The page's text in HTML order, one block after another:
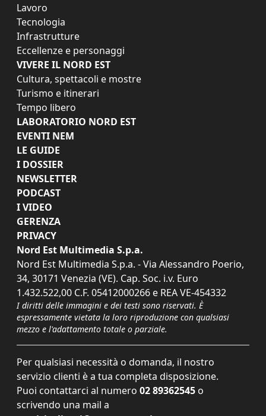
Lavoro
Tecnologia
Infrastrutture
Eccellenze e personaggi
VIVERE IL NORD EST
Cultura, spettacoli e mostre
Turismo e itinerari
Tempo libero
LABORATORIO NORD EST
EVENTI NEM
LE GUIDE
I DOSSIER
NEWSLETTER
PODCAST
I VIDEO
GERENZA
PRIVACY
Nord Est Multimedia S.p.a.
Nord Est Multimedia S.p.a. - Via Alessandro Poerio,
34, 30171 Venezia (VE). Cap. Soc. i.v. Euro
1.432.522,00 C.F. 05412000266 e REA VE-454332
I diritti delle immagini e dei testi sono riservati. È
espressamente vietata la loro riproduzione con qualsiasi
mezzo e l'adattamento totale o parziale.
Per qualsiasi necessità o domanda, il nostro
servizio clienti è a tua completa disposizione.
Puoi contattarci al numero 02 89362545 o
scrivendo una mail a